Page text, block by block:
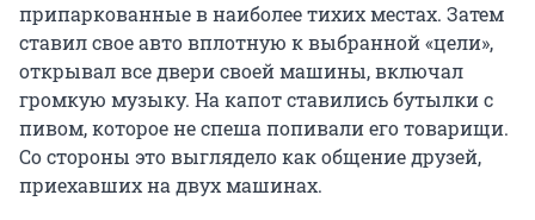
припаркованные в наиболее тихих местах. Затем
ставил свое авто вплотную к выбранной «цели»,
открывал все двери своей машины, включал
громкую музыку. На капот ставились бутылки с
пивом, которое не спеша попивали его товарищи.
Со стороны это выглядело как общение друзей,
приехавших на двух машинах.